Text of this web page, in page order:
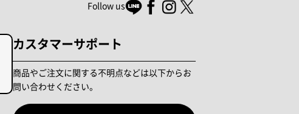
Follow us
カスタマーサポート
商品やご注文に関する不明点などは以下からお
問い合わせください。